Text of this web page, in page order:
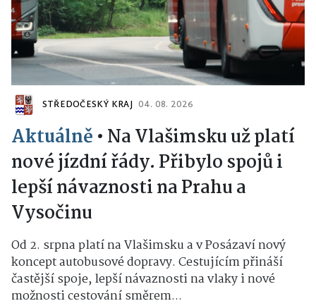
STŘEDOČESKÝ KRAJ 04. 08. 2026
Aktuálně • Na Vlašimsku už platí
nové jízdní řády. Přibylo spojů i
lepší návaznosti na Prahu a
Vysočinu
Od 2. srpna platí na Vlašimsku a v Posázaví nový
koncept autobusové dopravy. Cestujícím přináší
častější spoje, lepší návaznosti na vlaky i nové
možnosti cestování směrem...